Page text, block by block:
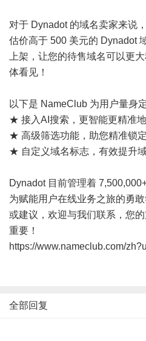
对于 Dynadot 的域名卖家来说
估价高于 500 美元的 Dynadot
上架，让您的待售域名可以更
体看见！
以下是 NameClub 为用户量身
★ 接入AI搜索，更智能更精准
★ 高级筛选功能，助您精准锁
★ 自定义域名标志，有效提升
Dynadot 目前管理着
为赋能用户在线业务之旅的勇
或建议，欢迎与我们联系，您
重要！
https://www.nameclub.com/
全部回复